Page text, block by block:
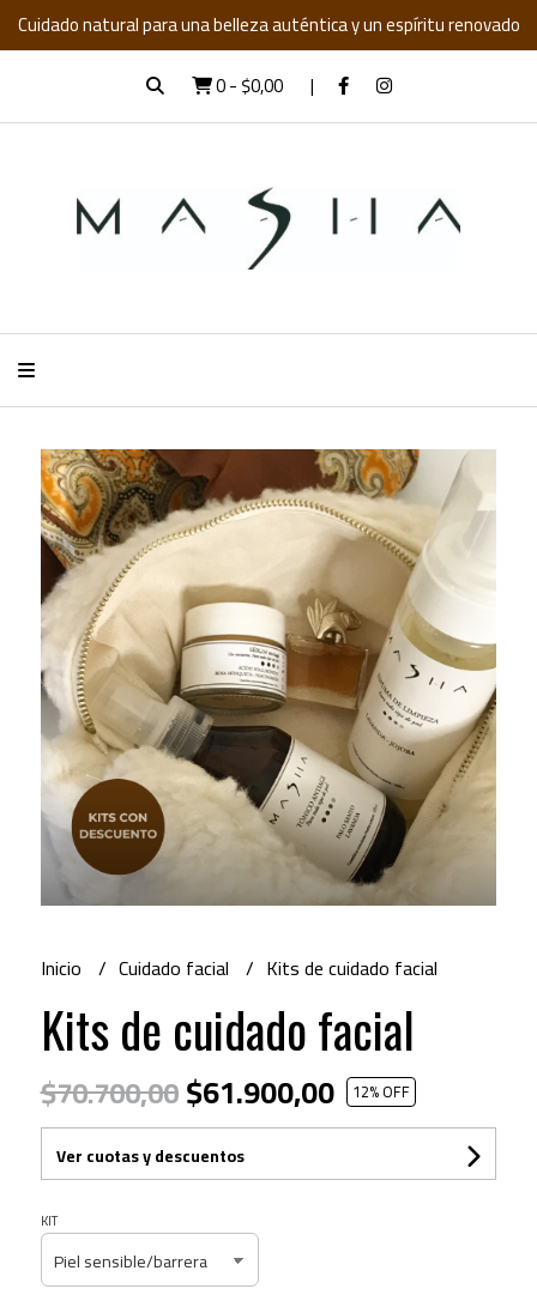
Cuidado natural para una belleza auténtica y un espíritu renovado
0-$0,00
Inicio Cuidado facial Kits de cuidado facial
Kits de cuidado facial
$70.700,00$61.900,00 12% OFF
Ver cuotas y descuentos
KIT